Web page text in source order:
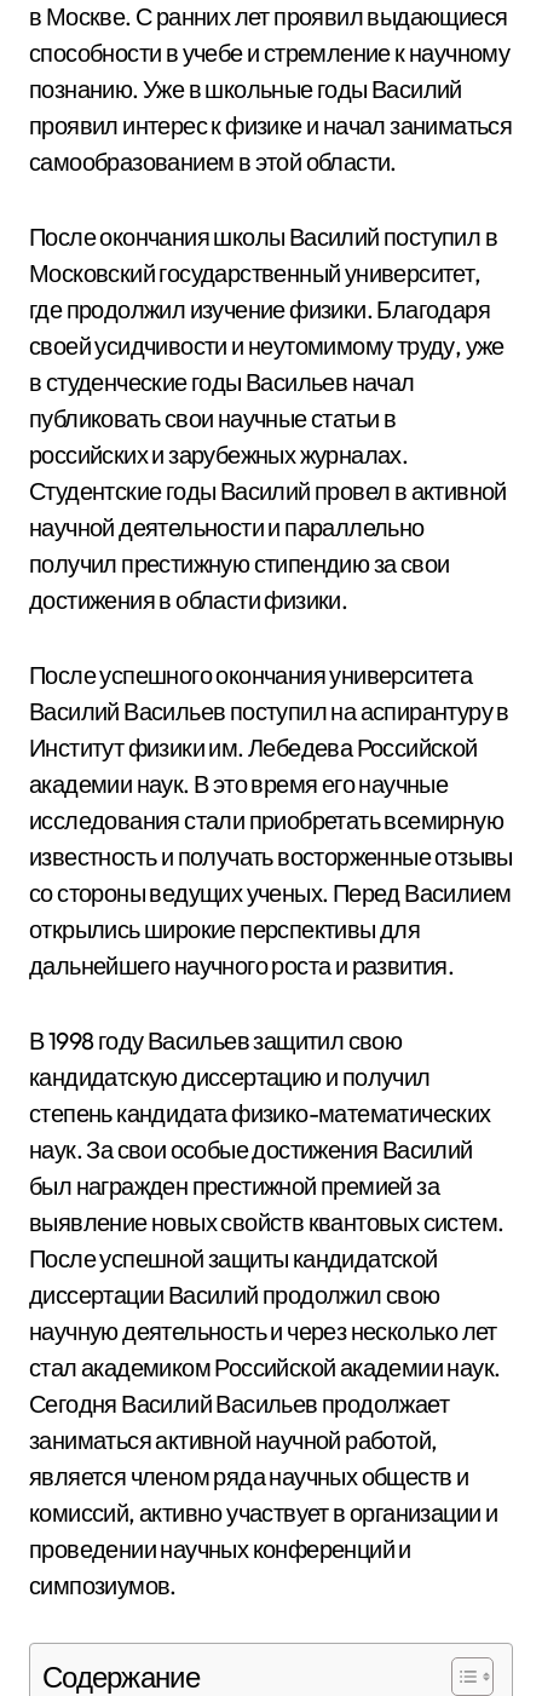
в Москве. С ранних лет проявил выдающиеся
способности в учебе и стремление к научному
познанию. Уже в школьные годы Василий
проявил интерес к физике и начал заниматься
самообразованием в этой области.
После окончания школы Василий поступил в
Московский государственный университет,
где продолжил изучение физики. Благодаря
своей усидчивости и неутомимому труду, уже
в студенческие годы Васильев начал
публиковать свои научные статьи в
российских и зарубежных журналах.
Студентские годы Василий провел в активной
научной деятельности и параллельно
получил престижную стипендию за свои
достижения в области физики.
После успешного окончания университета
Василий Васильев поступил на аспирантуру в
Институт физики им. Лебедева Российской
академии наук. В это время его научные
исследования стали приобретать всемирную
известность и получать восторженные отзывы
со стороны ведущих ученых. Перед Василием
открылись широкие перспективы для
дальнейшего научного роста и развития.
В 1998 году Васильев защитил свою
кандидатскую диссертацию и получил
степень кандидата физико-математических
наук. За свои особые достижения Василий
был награжден престижной премией за
выявление новых свойств квантовых систем.
После успешной защиты кандидатской
диссертации Василий продолжил свою
научную деятельность и через несколько лет
стал академиком Российской академии наук.
Сегодня Василий Васильев продолжает
заниматься активной научной работой,
является членом ряда научных обществ и
комиссий, активно участвует в организации и
проведении научных конференций и
симпозиумов.
Содержание